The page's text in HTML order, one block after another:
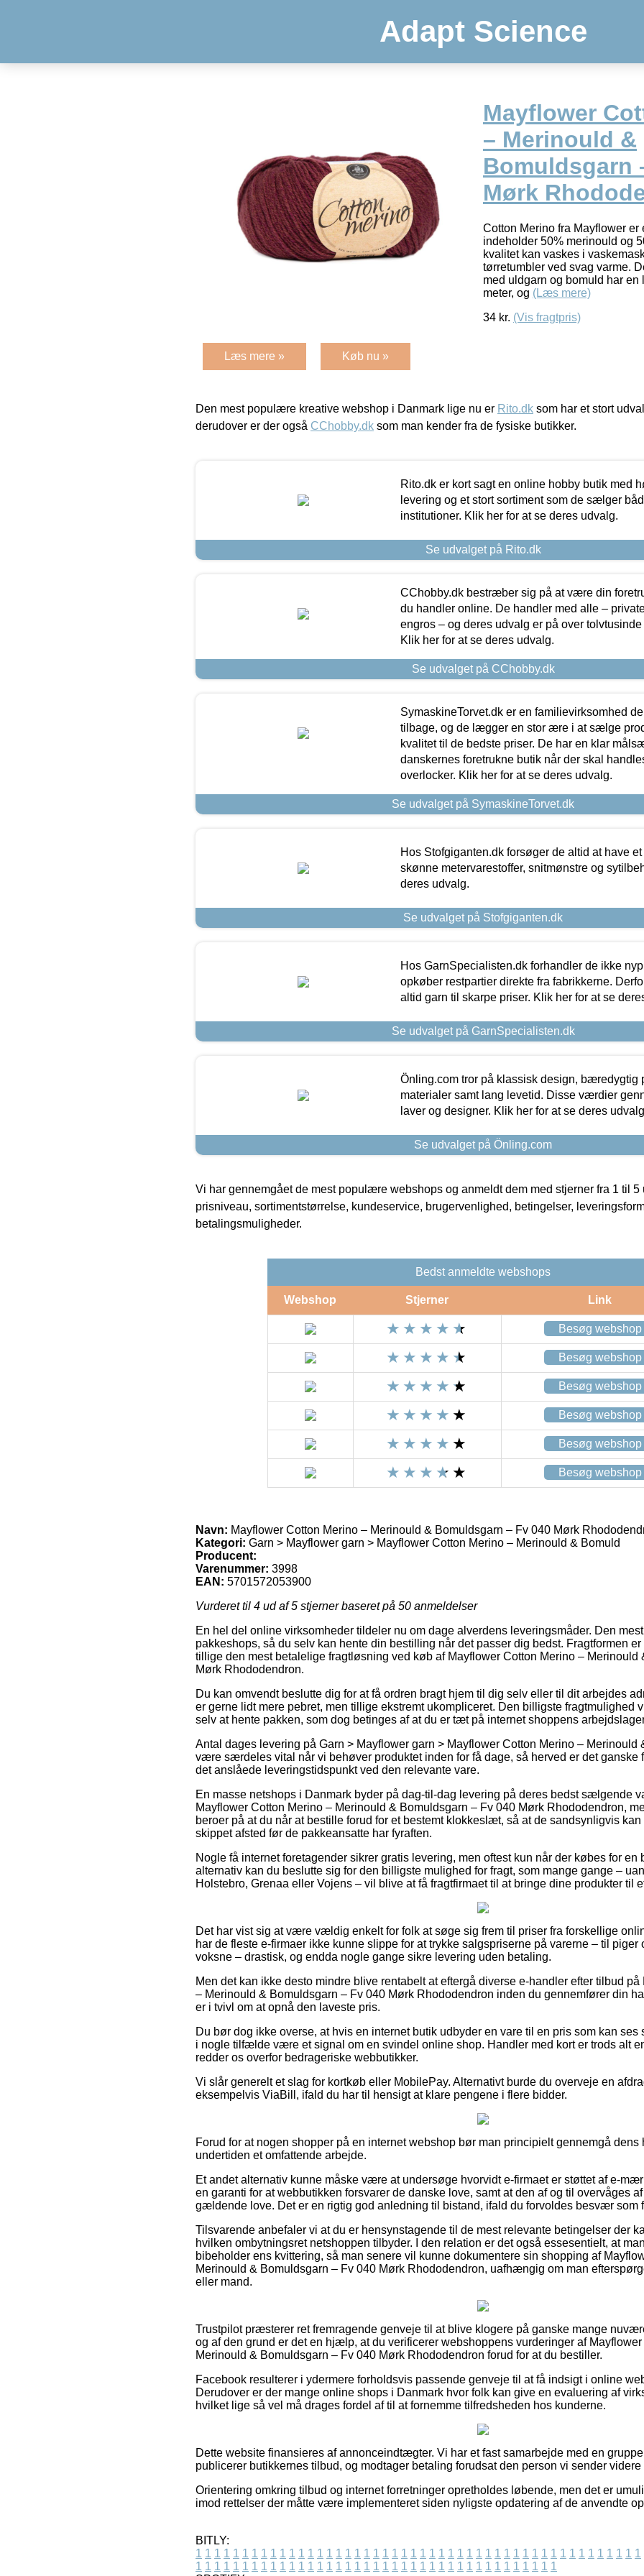
Adapt Science
Mayflower
– Merinould &
Bomuldsgarn
Mørk
Cotton Merino fra Mayflower er
indeholder 50% merinould og
kvalitet kan vaskes i
tørretumbler ved svag varme.
med uldgarn og bomuld har
meter, og (Læs mere)
34 kr. (Vis fragtpris)
Læs mere » Køb nu »
Den mest populære kreative webshop i Danmark lige nu er Rito.dk som har et stort
derudover er der også CChobby.dk som man kender fra de fysiske butikker.
Rito.dk er kort sagt en online hobby butik med
levering og et stort sortiment som de sælger
institutioner. Klik her for at se deres udvalg.
Se udvalget på Rito.dk
CChobby.dk bestræber sig på at være din
du handler online. De handler med alle –
engros – og deres udvalg er på over
Klik her for at se deres udvalg.
Se udvalget på CChobby.dk
SymaskineTorvet.dk er en familievirksomhed
tilbage, og de lægger en stor ære i at sælge
kvalitet til de bedste priser. De har en klar
danskernes foretrukne butik når der skal
overlocker. Klik her for at se deres udvalg.
Se udvalget på SymaskineTorvet.dk
Hos Stofgiganten.dk forsøger de altid at have
skønne metervarestoffer, snitmønstre og
deres udvalg.
Se udvalget på Stofgiganten.dk
Hos GarnSpecialisten.dk forhandler de ikke
opkøber restpartier direkte fra fabrikkerne.
altid garn til skarpe priser. Klik her for at se
Se udvalget på GarnSpecialisten.dk
Önling.com tror på klassisk design, bæredygtig
materialer samt lang levetid. Disse værdier
laver og designer. Klik her for at se deres
Se udvalget på Önling.com
Vi har gennemgået de mest populære webshops og anmeldt dem med stjerner fra 1 til 5
prisniveau, sortimentstørrelse, kundeservice, brugervenlighed, betingelser,
betalingsmuligheder.
Bedst anmeldte webshops
Webshop Stjerner Link
Besøg webshop
Besøg webshop
Besøg webshop
Besøg webshop
Besøg webshop
Besøg webshop
Navn: Mayflower Cotton Merino – Merinould & Bomuldsgarn – Fv 040 Mørk
Kategori: Garn > Mayflower garn > Mayflower Cotton Merino – Merinould & Bomuld
Producent:
Varenummer: 3998
EAN: 5701572053900
Vurderet til 4 ud af 5 stjerner baseret på 50 anmeldelser
En hel del online virksomheder tildeler nu om dage alverdens leveringsmåder. Den
pakkeshops, så du selv kan hente din bestilling når det passer dig bedst. Fragtformen
tillige den mest betalelige fragtløsning ved køb af Mayflower Cotton Merino – Merinould
Mørk Rhododendron.
Du kan omvendt beslutte dig for at få ordren bragt hjem til dig selv eller til dit arbejdes
er gerne lidt mere pebret, men tillige ekstremt ukompliceret. Den billigste fragtmulighed
selv at hente pakken, som dog betinges af at du er tæt på internet shoppens
Antal dages levering på Garn > Mayflower garn > Mayflower Cotton Merino – Merinould
være særdeles vital når vi behøver produktet inden for få dage, så herved er det ganske
det anslåede leveringstidspunkt ved den relevante vare.
En masse netshops i Danmark byder på dag-til-dag levering på deres bedst sælgende
Mayflower Cotton Merino – Merinould & Bomuldsgarn – Fv 040 Mørk Rhododendron,
beroer på at du når at bestille forud for et bestemt klokkeslæt, så at de sandsynligvis
skippet afsted før de pakkeansatte har fyraften.
Nogle få internet foretagender sikrer gratis levering, men oftest kun når der købes for en
alternativ kan du beslutte sig for den billigste mulighed for fragt, som mange gange –
Holstebro, Grenaa eller Vojens – vil blive at få fragtfirmaet til at bringe dine produkter til
Det har vist sig at være vældig enkelt for folk at søge sig frem til priser fra forskellige
har de fleste e-firmaer ikke kunne slippe for at trykke salgspriserne på varerne – til piger
voksne – drastisk, og endda nogle gange sikre levering uden betaling.
Men det kan ikke desto mindre blive rentabelt at eftergå diverse e-handler efter tilbud
– Merinould & Bomuldsgarn – Fv 040 Mørk Rhododendron inden du gennemfører din
er i tvivl om at opnå den laveste pris.
Du bør dog ikke overse, at hvis en internet butik udbyder en vare til en pris som kan ses
i nogle tilfælde være et signal om en svindel online shop. Handler med kort er trods alt
redder os overfor bedrageriske webbutikker.
Vi slår generelt et slag for kortkøb eller MobilePay. Alternativt burde du overveje en
eksempelvis ViaBill, ifald du har til hensigt at klare pengene i flere bidder.
Forud for at nogen shopper på en internet webshop bør man principielt gennemgå dens
undertiden et omfattende arbejde.
Et andet alternativ kunne måske være at undersøge hvorvidt e-firmaet er støttet af e-
en garanti for at webbutikken forsvarer de danske love, samt at den af og til overvåges
gældende love. Det er en rigtig god anledning til bistand, ifald du forvoldes besvær som
Tilsvarende anbefaler vi at du er hensynstagende til de mest relevante betingelser der
hvilken ombytningsret netshoppen tilbyder. I den relation er det også essesentielt, at
bibeholder ens kvittering, så man senere vil kunne dokumentere sin shopping af
Merinould & Bomuldsgarn – Fv 040 Mørk Rhododendron, uafhængig om man
eller mand.
Trustpilot præsterer ret fremragende genveje til at blive klogere på ganske mange
og af den grund er det en hjælp, at du verificerer webshoppens vurderinger af
Merinould & Bomuldsgarn – Fv 040 Mørk Rhododendron forud for at du bestiller.
Facebook resulterer i ydermere forholdsvis passende genveje til at få indsigt i online
Derudover er der mange online shops i Danmark hvor folk kan give en evaluering af
hvilket lige så vel må drages fordel af til at fornemme tilfredsheden hos kunderne.
Dette website finansieres af annonceindtægter. Vi har et fast samarbejde med en
publicerer butikkernes tilbud, og modtager betaling forudsat den person vi sender
Orientering omkring tilbud og internet forretninger opretholdes løbende, men det er
imod rettelser der måtte være implementeret siden nyligste opdatering af de anvendte
BITLY:
1 1 1 1 1 1 1 1 1 1 1 1 1 1 1 1 1 1 1 1 1 1 1 1 1 1 1 1 1 1 1 1 1 1 1 1 1 1 1 1 1 1 1 1 1 1 1 1
1 1 1 1 1 1 1 1 1 1 1 1 1 1 1 1 1 1 1 1 1 1 1 1 1 1 1 1 1 1 1 1 1 1 1 1 1 1 1